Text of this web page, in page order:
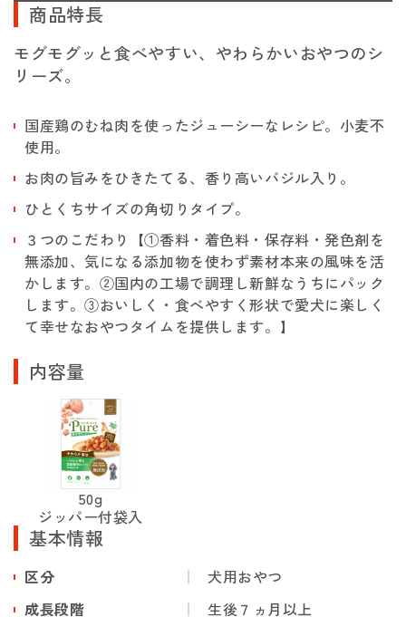
商品特長
モグモグッと食べやすい、やわらかいおやつのシ
リーズ。
国産鶏のむね肉を使ったジューシーなレシピ。小麦不
使用。
お肉の旨みをひきたてる、香り高いバジル入り。
ひとくちサイズの角切りタイプ。
３つのこだわり【①香料・着色料・保存料・発色剤を
無添加、気になる添加物を使わず素材本来の風味を活
かします。②国内の工場で調理し新鮮なうちにパック
します。③おいしく・食べやすく形状で愛犬に楽しく
て幸せなおやつタイムを提供します。】
内容量
50g
ジッパー付袋入
基本情報
区分
犬用おやつ
成長段階
生後７ヵ月以上